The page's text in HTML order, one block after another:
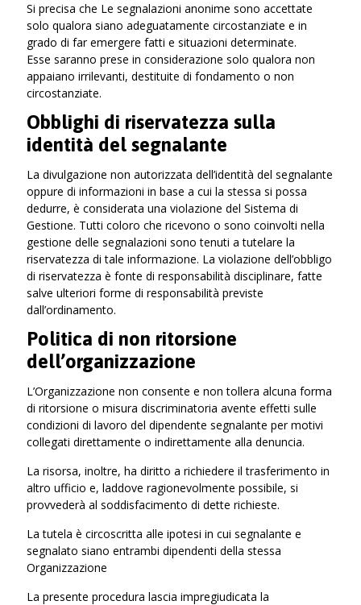
Si precisa che Le segnalazioni anonime sono accettate
solo qualora siano adeguatamente circostanziate e in
grado di far emergere fatti e situazioni determinate.
Esse saranno prese in considerazione solo qualora non
appaiano irrilevanti, destituite di fondamento o non
circostanziate.
Obblighi di riservatezza sulla
identità del segnalante
La divulgazione non autorizzata dell’identità del segnalante
oppure di informazioni in base a cui la stessa si possa
dedurre, è considerata una violazione del Sistema di
Gestione. Tutti coloro che ricevono o sono coinvolti nella
gestione delle segnalazioni sono tenuti a tutelare la
riservatezza di tale informazione. La violazione dell’obbligo
di riservatezza è fonte di responsabilità disciplinare, fatte
salve ulteriori forme di responsabilità previste
dall’ordinamento.
Politica di non ritorsione
dell’organizzazione
L’Organizzazione non consente e non tollera alcuna forma
di ritorsione o misura discriminatoria avente effetti sulle
condizioni di lavoro del dipendente segnalante per motivi
collegati direttamente o indirettamente alla denuncia.
La risorsa, inoltre, ha diritto a richiedere il trasferimento in
altro ufficio e, laddove ragionevolmente possibile, si
provvederà al soddisfacimento di dette richieste.
La tutela è circoscritta alle ipotesi in cui segnalante e
segnalato siano entrambi dipendenti della stessa
Organizzazione
La presente procedura lascia impregiudicata la